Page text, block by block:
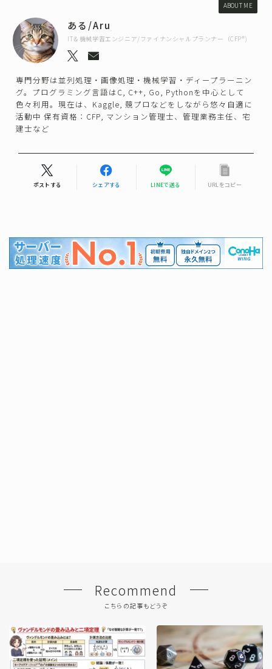
ABOUT ME
ある/Aru
IT＆機械学習エンジニア/ファイナンシャルプランナー（CFP®)
専門分野は並列処理・画像処理・機械学習・ディープラーニン
グ。プログラミング言語はC, C++, Go, Pythonを中心として
色々利用。現在は、Kaggle, 競プロなどをしながら悠々自適に
活動中 保有資格：CFP, マンション管理士、管理業務主任、宅
建士など
ポストする シェアする LINEで送る URLをコピー
Recommend
こちらの記事もどうぞ